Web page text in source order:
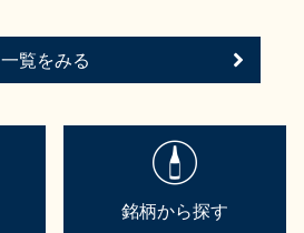
一覧をみる
銘柄から探す